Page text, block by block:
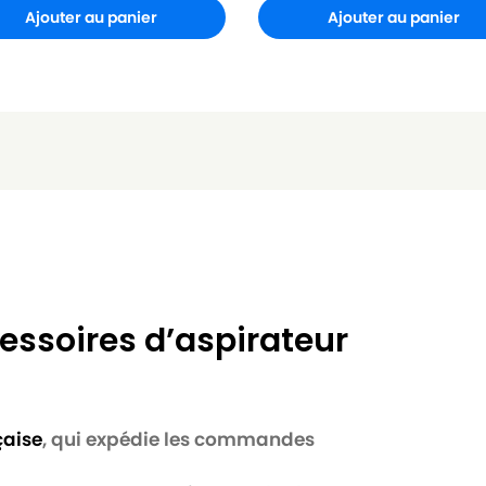
Ajouter au panier Ajouter au panier
d’aspirateur
, qui expédie les commandes